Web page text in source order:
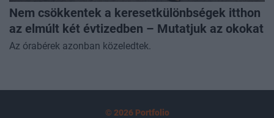
Nem csökkentek a keresetkülönbségek itthon
az elmúlt két évtizedben – Mutatjuk az okokat
Az órabérek azonban közeledtek.
© 2026 Portfolio